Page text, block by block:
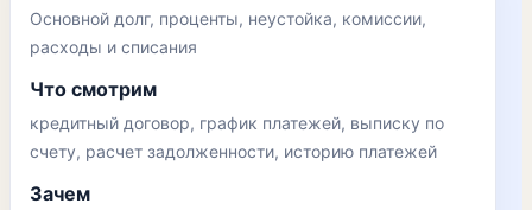
Основной долг, проценты, неустойка, комиссии,
расходы и списания
Что смотрим
кредитный договор, график платежей, выписку по
счету, расчет задолженности, историю платежей
Зачем